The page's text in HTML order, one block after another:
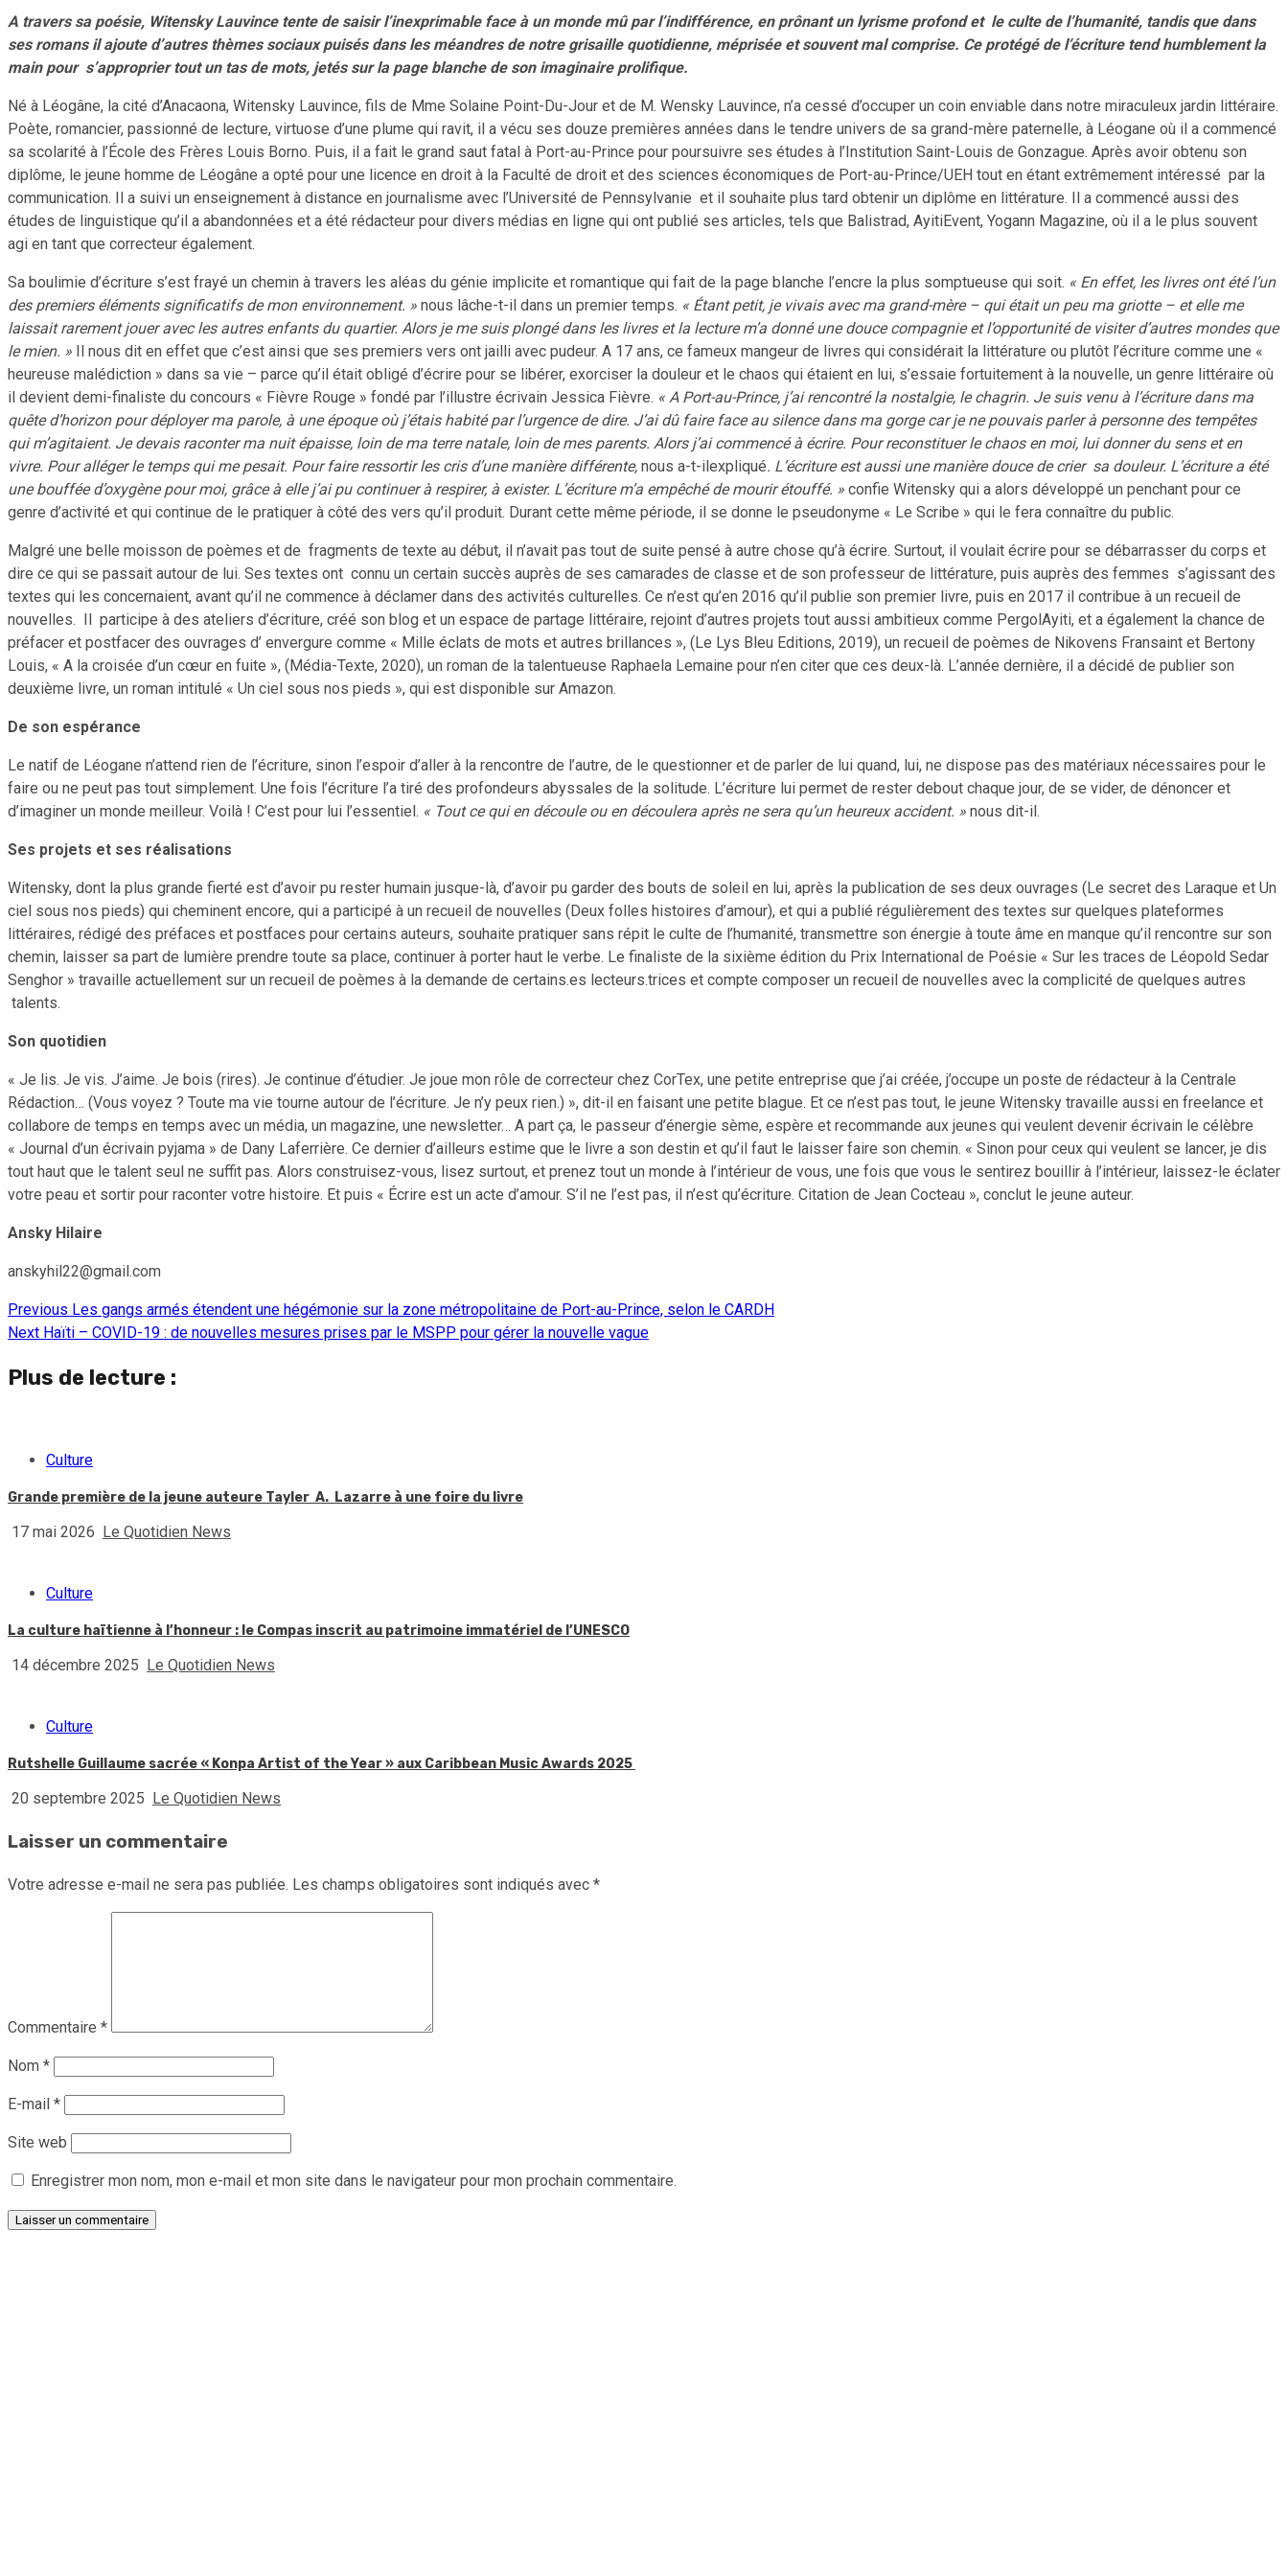
A travers sa poésie, Witensky Lauvince tente de saisir l’inexprimable face à un monde mû par l’indifférence, en prônant un lyrisme profond et le culte de l’humanité, tandis que dans
ses romans il ajoute d’autres thèmes sociaux puisés dans les méandres de notre grisaille quotidienne, méprisée et souvent mal comprise. Ce protégé de l’écriture tend humblement la
main pour s’approprier tout un tas de mots, jetés sur la page blanche de son imaginaire prolifique.
Né à Léogâne, la cité d’Anacaona, Witensky Lauvince, fils de Mme Solaine Point-Du-Jour et de M. Wensky Lauvince, n’a cessé d’occuper un coin enviable dans notre miraculeux jardin littéraire.
Poète, romancier, passionné de lecture, virtuose d’une plume qui ravit, il a vécu ses douze premières années dans le tendre univers de sa grand-mère paternelle, à Léogane où il a commencé
sa scolarité à l’École des Frères Louis Borno. Puis, il a fait le grand saut fatal à Port-au-Prince pour poursuivre ses études à l’Institution Saint-Louis de Gonzague. Après avoir obtenu son
diplôme, le jeune homme de Léogâne a opté pour une licence en droit à la Faculté de droit et des sciences économiques de Port-au-Prince/UEH tout en étant extrêmement intéressé par la
communication. Il a suivi un enseignement à distance en journalisme avec l’Université de Pennsylvanie et il souhaite plus tard obtenir un diplôme en littérature. Il a commencé aussi des
études de linguistique qu’il a abandonnées et a été rédacteur pour divers médias en ligne qui ont publié ses articles, tels que Balistrad, AyitiEvent, Yogann Magazine, où il a le plus souvent
agi en tant que correcteur également.
Sa boulimie d’écriture s’est frayé un chemin à travers les aléas du génie implicite et romantique qui fait de la page blanche l’encre la plus somptueuse qui soit. « En effet, les livres ont été l’un
des premiers éléments significatifs de mon environnement. » nous lâche-t-il dans un premier temps. « Étant petit, je vivais avec ma grand-mère – qui était un peu ma griotte – et elle me
laissait rarement jouer avec les autres enfants du quartier. Alors je me suis plongé dans les livres et la lecture m’a donné une douce compagnie et l’opportunité de visiter d’autres mondes que
le mien. » Il nous dit en effet que c’est ainsi que ses premiers vers ont jailli avec pudeur. A 17 ans, ce fameux mangeur de livres qui considérait la littérature ou plutôt l’écriture comme une «
heureuse malédiction » dans sa vie – parce qu’il était obligé d’écrire pour se libérer, exorciser la douleur et le chaos qui étaient en lui, s’essaie fortuitement à la nouvelle, un genre littéraire où
il devient demi-finaliste du concours « Fièvre Rouge » fondé par l’illustre écrivain Jessica Fièvre. « A Port-au-Prince, j’ai rencontré la nostalgie, le chagrin. Je suis venu à l’écriture dans ma
quête d’horizon pour déployer ma parole, à une époque où j’étais habité par l’urgence de dire. J’ai dû faire face au silence dans ma gorge car je ne pouvais parler à personne des tempêtes
qui m’agitaient. Je devais raconter ma nuit épaisse, loin de ma terre natale, loin de mes parents. Alors j’ai commencé à écrire. Pour reconstituer le chaos en moi, lui donner du sens et en
vivre. Pour alléger le temps qui me pesait. Pour faire ressortir les cris d’une manière différente, nous a-t-ilexpliqué. L’écriture est aussi une manière douce de crier sa douleur. L’écriture a été
une bouffée d’oxygène pour moi, grâce à elle j’ai pu continuer à respirer, à exister. L’écriture m’a empêché de mourir étouffé. » confie Witensky qui a alors développé un penchant pour ce
genre d’activité et qui continue de le pratiquer à côté des vers qu’il produit. Durant cette même période, il se donne le pseudonyme « Le Scribe » qui le fera connaître du public.
Malgré une belle moisson de poèmes et de fragments de texte au début, il n’avait pas tout de suite pensé à autre chose qu’à écrire. Surtout, il voulait écrire pour se débarrasser du corps et
dire ce qui se passait autour de lui. Ses textes ont connu un certain succès auprès de ses camarades de classe et de son professeur de littérature, puis auprès des femmes s’agissant des
textes qui les concernaient, avant qu’il ne commence à déclamer dans des activités culturelles. Ce n’est qu’en 2016 qu’il publie son premier livre, puis en 2017 il contribue à un recueil de
nouvelles. Il participe à des ateliers d’écriture, créé son blog et un espace de partage littéraire, rejoint d’autres projets tout aussi ambitieux comme PergolAyiti, et a également la chance de
préfacer et postfacer des ouvrages d’ envergure comme « Mille éclats de mots et autres brillances », (Le Lys Bleu Editions, 2019), un recueil de poèmes de Nikovens Fransaint et Bertony
Louis, « A la croisée d’un cœur en fuite », (Média-Texte, 2020), un roman de la talentueuse Raphaela Lemaine pour n’en citer que ces deux-là. L’année dernière, il a décidé de publier son
deuxième livre, un roman intitulé « Un ciel sous nos pieds », qui est disponible sur Amazon.
De son espérance
Le natif de Léogane n’attend rien de l’écriture, sinon l’espoir d’aller à la rencontre de l’autre, de le questionner et de parler de lui quand, lui, ne dispose pas des matériaux nécessaires pour le
faire ou ne peut pas tout simplement. Une fois l’écriture l’a tiré des profondeurs abyssales de la solitude. L’écriture lui permet de rester debout chaque jour, de se vider, de dénoncer et
d’imaginer un monde meilleur. Voilà ! C’est pour lui l’essentiel. « Tout ce qui en découle ou en découlera après ne sera qu’un heureux accident. » nous dit-il.
Ses projets et ses réalisations
Witensky, dont la plus grande fierté est d’avoir pu rester humain jusque-là, d’avoir pu garder des bouts de soleil en lui, après la publication de ses deux ouvrages (Le secret des Laraque et Un
ciel sous nos pieds) qui cheminent encore, qui a participé à un recueil de nouvelles (Deux folles histoires d’amour), et qui a publié régulièrement des textes sur quelques plateformes
littéraires, rédigé des préfaces et postfaces pour certains auteurs, souhaite pratiquer sans répit le culte de l’humanité, transmettre son énergie à toute âme en manque qu’il rencontre sur son
chemin, laisser sa part de lumière prendre toute sa place, continuer à porter haut le verbe. Le finaliste de la sixième édition du Prix International de Poésie « Sur les traces de Léopold Sedar
Senghor » travaille actuellement sur un recueil de poèmes à la demande de certains.es lecteurs.trices et compte composer un recueil de nouvelles avec la complicité de quelques autres
talents.
Son quotidien
« Je lis. Je vis. J’aime. Je bois (rires). Je continue d’étudier. Je joue mon rôle de correcteur chez CorTex, une petite entreprise que j’ai créée, j’occupe un poste de rédacteur à la Centrale
Rédaction… (Vous voyez ? Toute ma vie tourne autour de l’écriture. Je n’y peux rien.) », dit-il en faisant une petite blague. Et ce n’est pas tout, le jeune Witensky travaille aussi en freelance et
collabore de temps en temps avec un média, un magazine, une newsletter… A part ça, le passeur d’énergie sème, espère et recommande aux jeunes qui veulent devenir écrivain le célèbre
« Journal d’un écrivain pyjama » de Dany Laferrière. Ce dernier d’ailleurs estime que le livre a son destin et qu’il faut le laisser faire son chemin. « Sinon pour ceux qui veulent se lancer, je dis
tout haut que le talent seul ne suffit pas. Alors construisez-vous, lisez surtout, et prenez tout un monde à l’intérieur de vous, une fois que vous le sentirez bouillir à l’intérieur, laissez-le éclater
votre peau et sortir pour raconter votre histoire. Et puis « Écrire est un acte d’amour. S’il ne l’est pas, il n’est qu’écriture. Citation de Jean Cocteau », conclut le jeune auteur.
Ansky Hilaire
anskyhil22@gmail.com
Continue
Previous Les gangs armés étendent une hégémonie sur la zone métropolitaine de Port-au-Prince, selon le CARDH
Next Haïti – COVID-19 : de nouvelles mesures prises par le MSPP pour gérer la nouvelle vague
Plus de lecture :
Culture
Grande première de la jeune auteure Tayler A. Lazarre à une foire du livre
17 mai 2026 Le Quotidien News
Culture
La culture haïtienne à l’honneur : le Compas inscrit au patrimoine immatériel de l’UNESCO
14 décembre 2025 Le Quotidien News
Culture
Rutshelle Guillaume sacrée « Konpa Artist of the Year » aux Caribbean Music Awards 2025
20 septembre 2025 Le Quotidien News
Laisser un commentaire
Votre adresse e-mail ne sera pas publiée. Les champs obligatoires sont indiqués avec *
Commentaire *
Nom *
E-mail *
Site web
Enregistrer mon nom, mon e-mail et mon site dans le navigateur pour mon prochain commentaire.